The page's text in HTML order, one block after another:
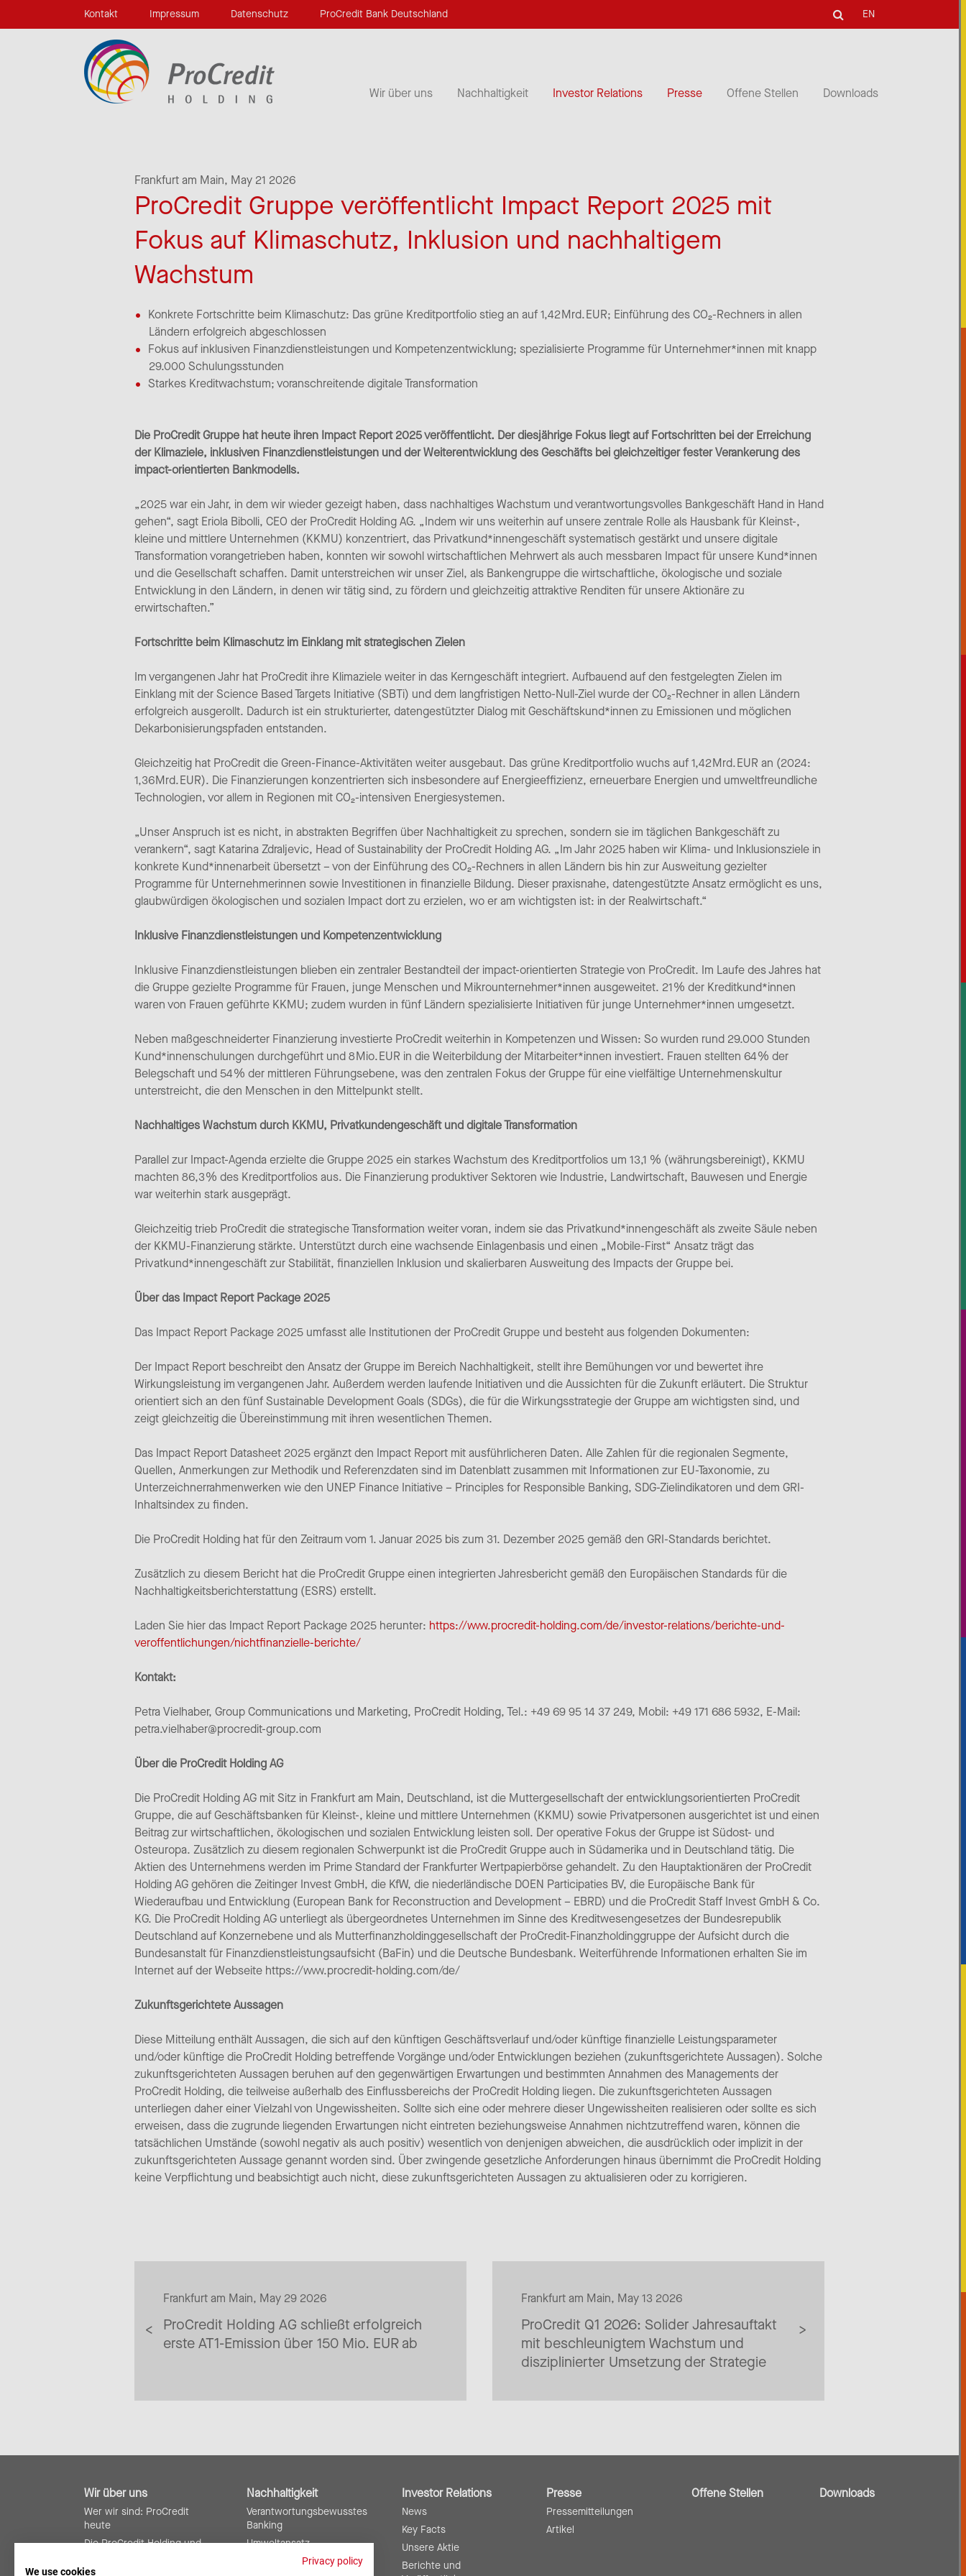
Kontakt Impressum Datenschutz ProCredit Bank Deutschland EN
Wir über uns Nachhaltigkeit Investor Relations Presse Offene Stellen Downloads
Frankfurt am Main, May 21 2026
ProCredit Gruppe veröffentlicht Impact Report 2025 mit
Fokus auf Klimaschutz, Inklusion und nachhaltigem
Wachstum
Konkrete Fortschritte beim Klimaschutz: Das grüne Kreditportfolio stieg an auf 1,42 Mrd. EUR; Einführung des CO₂-Rechners in allen
Ländern erfolgreich abgeschlossen
Fokus auf inklusiven Finanzdienstleistungen und Kompetenzentwicklung; spezialisierte Programme für Unternehmer*innen mit knapp
29.000 Schulungsstunden
Starkes Kreditwachstum; voranschreitende digitale Transformation
Die ProCredit Gruppe hat heute ihren Impact Report 2025 veröffentlicht. Der diesjährige Fokus liegt auf Fortschritten bei der Erreichung
der Klimaziele, inklusiven Finanzdienstleistungen und der Weiterentwicklung des Geschäfts bei gleichzeitiger fester Verankerung des
impact-orientierten Bankmodells.
„2025 war ein Jahr, in dem wir wieder gezeigt haben, dass nachhaltiges Wachstum und verantwortungsvolles Bankgeschäft Hand in Hand
gehen“, sagt Eriola Bibolli, CEO der ProCredit Holding AG. „Indem wir uns weiterhin auf unsere zentrale Rolle als Hausbank für Kleinst-,
kleine und mittlere Unternehmen (KKMU) konzentriert, das Privatkund*innengeschäft systematisch gestärkt und unsere digitale
Transformation vorangetrieben haben, konnten wir sowohl wirtschaftlichen Mehrwert als auch messbaren Impact für unsere Kund*innen
und die Gesellschaft schaffen. Damit unterstreichen wir unser Ziel, als Bankengruppe die wirtschaftliche, ökologische und soziale
Entwicklung in den Ländern, in denen wir tätig sind, zu fördern und gleichzeitig attraktive Renditen für unsere Aktionäre zu
erwirtschaften.”
Fortschritte beim Klimaschutz im Einklang mit strategischen Zielen
Im vergangenen Jahr hat ProCredit ihre Klimaziele weiter in das Kerngeschäft integriert. Aufbauend auf den festgelegten Zielen im
Einklang mit der Science Based Targets Initiative (SBTi) und dem langfristigen Netto-Null-Ziel wurde der CO₂-Rechner in allen Ländern
erfolgreich ausgerollt. Dadurch ist ein strukturierter, datengestützter Dialog mit Geschäftskund*innen zu Emissionen und möglichen
Dekarbonisierungspfaden entstanden.
Gleichzeitig hat ProCredit die Green-Finance-Aktivitäten weiter ausgebaut. Das grüne Kreditportfolio wuchs auf 1,42 Mrd. EUR an (2024:
1,36 Mrd. EUR). Die Finanzierungen konzentrierten sich insbesondere auf Energieeffizienz, erneuerbare Energien und umweltfreundliche
Technologien, vor allem in Regionen mit CO₂-intensiven Energiesystemen.
„Unser Anspruch ist es nicht, in abstrakten Begriffen über Nachhaltigkeit zu sprechen, sondern sie im täglichen Bankgeschäft zu
verankern“, sagt Katarina Zdraljevic, Head of Sustainability der ProCredit Holding AG. „Im Jahr 2025 haben wir Klima- und Inklusionsziele in
konkrete Kund*innenarbeit übersetzt – von der Einführung des CO₂-Rechners in allen Ländern bis hin zur Ausweitung gezielter
Programme für Unternehmerinnen sowie Investitionen in finanzielle Bildung. Dieser praxisnahe, datengestützte Ansatz ermöglicht es uns,
glaubwürdigen ökologischen und sozialen Impact dort zu erzielen, wo er am wichtigsten ist: in der Realwirtschaft.“
Inklusive Finanzdienstleistungen und Kompetenzentwicklung
Inklusive Finanzdienstleistungen blieben ein zentraler Bestandteil der impact-orientierten Strategie von ProCredit. Im Laufe des Jahres hat
die Gruppe gezielte Programme für Frauen, junge Menschen und Mikrounternehmer*innen ausgeweitet. 21 % der Kreditkund*innen
waren von Frauen geführte KKMU; zudem wurden in fünf Ländern spezialisierte Initiativen für junge Unternehmer*innen umgesetzt.
Neben maßgeschneiderter Finanzierung investierte ProCredit weiterhin in Kompetenzen und Wissen: So wurden rund 29.000 Stunden
Kund*innenschulungen durchgeführt und 8 Mio. EUR in die Weiterbildung der Mitarbeiter*innen investiert. Frauen stellten 64 % der
Belegschaft und 54 % der mittleren Führungsebene, was den zentralen Fokus der Gruppe für eine vielfältige Unternehmenskultur
unterstreicht, die den Menschen in den Mittelpunkt stellt.
Nachhaltiges Wachstum durch KKMU, Privatkundengeschäft und digitale Transformation
Parallel zur Impact-Agenda erzielte die Gruppe 2025 ein starkes Wachstum des Kreditportfolios um 13,1 % (währungsbereinigt), KKMU
machten 86,3 % des Kreditportfolios aus. Die Finanzierung produktiver Sektoren wie Industrie, Landwirtschaft, Bauwesen und Energie
war weiterhin stark ausgeprägt.
Gleichzeitig trieb ProCredit die strategische Transformation weiter voran, indem sie das Privatkund*innengeschäft als zweite Säule neben
der KKMU-Finanzierung stärkte. Unterstützt durch eine wachsende Einlagenbasis und einen „Mobile-First“ Ansatz trägt das
Privatkund*innengeschäft zur Stabilität, finanziellen Inklusion und skalierbaren Ausweitung des Impacts der Gruppe bei.
Über das Impact Report Package 2025
Das Impact Report Package 2025 umfasst alle Institutionen der ProCredit Gruppe und besteht aus folgenden Dokumenten:
Der Impact Report beschreibt den Ansatz der Gruppe im Bereich Nachhaltigkeit, stellt ihre Bemühungen vor und bewertet ihre
Wirkungsleistung im vergangenen Jahr. Außerdem werden laufende Initiativen und die Aussichten für die Zukunft erläutert. Die Struktur
orientiert sich an den fünf Sustainable Development Goals (SDGs), die für die Wirkungsstrategie der Gruppe am wichtigsten sind, und
zeigt gleichzeitig die Übereinstimmung mit ihren wesentlichen Themen.
Das Impact Report Datasheet 2025 ergänzt den Impact Report mit ausführlicheren Daten. Alle Zahlen für die regionalen Segmente,
Quellen, Anmerkungen zur Methodik und Referenzdaten sind im Datenblatt zusammen mit Informationen zur EU-Taxonomie, zu
Unterzeichnerrahmenwerken wie den UNEP Finance Initiative – Principles for Responsible Banking, SDG-Zielindikatoren und dem GRI-
Inhaltsindex zu finden.
Die ProCredit Holding hat für den Zeitraum vom 1. Januar 2025 bis zum 31. Dezember 2025 gemäß den GRI-Standards berichtet.
Zusätzlich zu diesem Bericht hat die ProCredit Gruppe einen integrierten Jahresbericht gemäß den Europäischen Standards für die
Nachhaltigkeitsberichterstattung (ESRS) erstellt.
Laden Sie hier das Impact Report Package 2025 herunter: https://www.procredit-holding.com/de/investor-relations/berichte-und-
veroffentlichungen/nichtfinanzielle-berichte/
Kontakt:
Petra Vielhaber, Group Communications und Marketing, ProCredit Holding, Tel.: +49 69 95 14 37 249, Mobil: +49 171 686 5932, E-Mail:
petra.vielhaber@procredit-group.com
Über die ProCredit Holding AG
Die ProCredit Holding AG mit Sitz in Frankfurt am Main, Deutschland, ist die Muttergesellschaft der entwicklungsorientierten ProCredit
Gruppe, die auf Geschäftsbanken für Kleinst-, kleine und mittlere Unternehmen (KKMU) sowie Privatpersonen ausgerichtet ist und einen
Beitrag zur wirtschaftlichen, ökologischen und sozialen Entwicklung leisten soll. Der operative Fokus der Gruppe ist Südost- und
Osteuropa. Zusätzlich zu diesem regionalen Schwerpunkt ist die ProCredit Gruppe auch in Südamerika und in Deutschland tätig. Die
Aktien des Unternehmens werden im Prime Standard der Frankfurter Wertpapierbörse gehandelt. Zu den Hauptaktionären der ProCredit
Holding AG gehören die Zeitinger Invest GmbH, die KfW, die niederländische DOEN Participaties BV, die Europäische Bank für
Wiederaufbau und Entwicklung (European Bank for Reconstruction and Development – EBRD) und die ProCredit Staff Invest GmbH & Co.
KG. Die ProCredit Holding AG unterliegt als übergeordnetes Unternehmen im Sinne des Kreditwesengesetzes der Bundesrepublik
Deutschland auf Konzernebene und als Mutterfinanzholdinggesellschaft der ProCredit-Finanzholdinggruppe der Aufsicht durch die
Bundesanstalt für Finanzdienstleistungsaufsicht (BaFin) und die Deutsche Bundesbank. Weiterführende Informationen erhalten Sie im
Internet auf der Webseite https://www.procredit-holding.com/de/
Zukunftsgerichtete Aussagen
Diese Mitteilung enthält Aussagen, die sich auf den künftigen Geschäftsverlauf und/oder künftige finanzielle Leistungsparameter
und/oder künftige die ProCredit Holding betreffende Vorgänge und/oder Entwicklungen beziehen (zukunftsgerichtete Aussagen). Solche
zukunftsgerichteten Aussagen beruhen auf den gegenwärtigen Erwartungen und bestimmten Annahmen des Managements der
ProCredit Holding, die teilweise außerhalb des Einflussbereichs der ProCredit Holding liegen. Die zukunftsgerichteten Aussagen
unterliegen daher einer Vielzahl von Ungewissheiten. Sollte sich eine oder mehrere dieser Ungewissheiten realisieren oder sollte es sich
erweisen, dass die zugrunde liegenden Erwartungen nicht eintreten beziehungsweise Annahmen nichtzutreffend waren, können die
tatsächlichen Umstände (sowohl negativ als auch positiv) wesentlich von denjenigen abweichen, die ausdrücklich oder implizit in der
zukunftsgerichteten Aussage genannt worden sind. Über zwingende gesetzliche Anforderungen hinaus übernimmt die ProCredit Holding
keine Verpflichtung und beabsichtigt auch nicht, diese zukunftsgerichteten Aussagen zu aktualisieren oder zu korrigieren.
Frankfurt am Main, May 29 2026
ProCredit Holding AG schließt erfolgreich
erste AT1-Emission über 150 Mio. EUR ab
Frankfurt am Main, May 13 2026
ProCredit Q1 2026: Solider Jahresauftakt
mit beschleunigtem Wachstum und
disziplinierter Umsetzung der Strategie
Wir über uns
Wer wir sind: ProCredit
heute
Die ProCredit Holding und
Nachhaltigkeit
Verantwortungsbewusstes
Banking
Umweltansatz
Soziale Verantwortung
Investor Relations
News
Key Facts
Unsere Aktie
Berichte und
Presse
Pressemitteilungen
Artikel
Offene Stellen Downloads
Privacy policy
We use cookies